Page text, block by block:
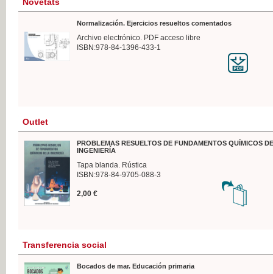
Normalización. Ejercicios resueltos comentados
Archivo electrónico. PDF acceso libre
ISBN:978-84-1396-433-1
Outlet
PROBLEMAS RESUELTOS DE FUNDAMENTOS QUÍMICOS
INGENIERÍA
Tapa blanda. Rústica
ISBN:978-84-9705-088-3
2,00 €
Transferencia social
Bocados de mar. Educación primaria